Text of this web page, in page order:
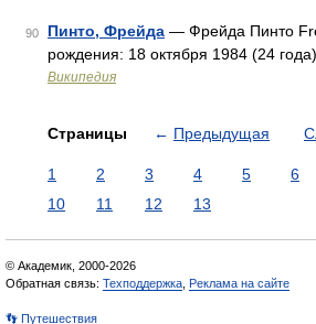
90 Пинто, Фрейда — Фрейда Пинто
рождения: 18 октября 1984 (24
Википедия
Страницы ← Предыдущая
1 2 3 4 5 6
10
11 12 13
© Академик, 2000-2026
Обратная связь: Техподдержка Реклама на сайте
👣 Путешествия